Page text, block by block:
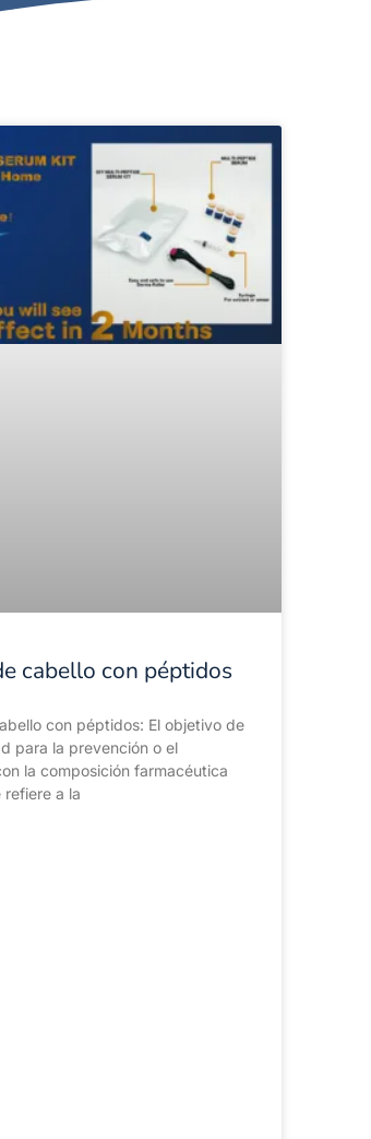
cabello con péptidos
con péptidos: El objetivo de
para la prevención o el
la composición farmacéutica
refiere a la